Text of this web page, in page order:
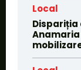
Local